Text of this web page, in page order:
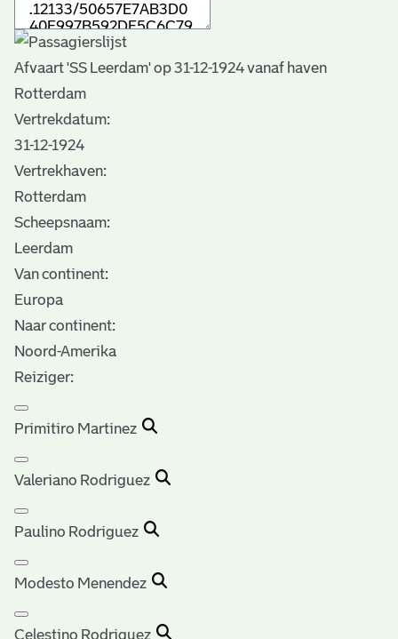
Afvaart 'SS Leerdam' op 31-12-1924 vanaf haven
Rotterdam
Vertrekdatum:
31-12-1924
Vertrekhaven:
Rotterdam
Scheepsnaam:
Leerdam
Van continent:
Europa
Naar continent:
Noord-Amerika
Reiziger:
Primitiro Martinez
Valeriano Rodriguez
Paulino Rodriguez
Modesto Menendez
Celestino Rodriguez